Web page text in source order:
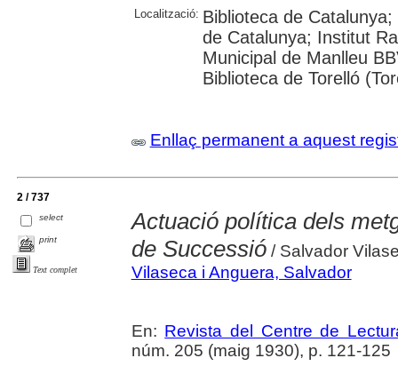
Localització: Biblioteca de
de Catalunya; Institut
Municipal de Manlleu
Biblioteca de Torelló
Enllaç permanent a aquest
2 / 737
select
print
Text complet
Actuació política dels
de Successió/ Salvador
Vilaseca i Anguera, Salvador
En: Revista del Centre de
núm. 205 (maig 1930), p. 121-125